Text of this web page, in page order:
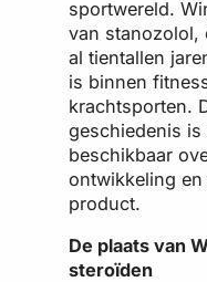
sportwereld.
van stanozolol,
al tientallen
is binnen
krachtsporten.
geschiedenis
beschikbaar
ontwikkeling
product.
De plaats van
steroïden